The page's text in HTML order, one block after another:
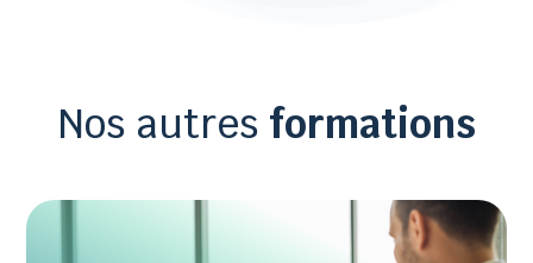
Nos autres formations